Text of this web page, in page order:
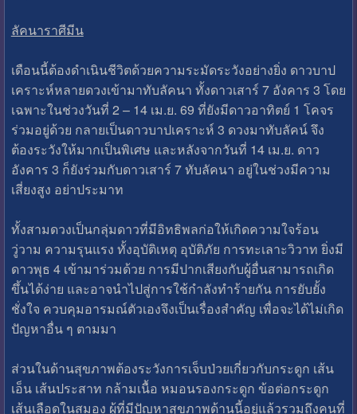
ลัคนาราศีมีน
เดือนนี้ต้องดำเนินชีวิตด้วยความระมัดระวังอย่างยิ่ง ดาวบาป
เคราะห์หลายดวงเข้ามาทับลัคนา ทั้งดาวเสาร์ 7 อังคาร 3 โดย
เฉพาะในช่วงวันที่ 2 – 14 เม.ย. 69 ที่ยังมีดาวอาทิตย์ 1 โคจร
ร่วมอยู่ด้วย กลายเป็นดาวบาปเคราะห์ 3 ดวงมาทับลัคน์ จึง
ต้องระวังให้มากเป็นพิเศษ และหลังจากวันที่ 14 เม.ย. ดาว
อังคาร 3 ก็ยังร่วมกับดาวเสาร์ 7 ทับลัคนา อยู่ในช่วงมีความ
เสี่ยงสูง อย่าประมาท
ทั้งสามดวงเป็นกลุ่มดาวที่มีอิทธิพลก่อให้เกิดความใจร้อน
วู่วาม ความรุนแรง ทั้งอุบัติเหตุ อุบัติภัย การทะเลาะวิวาท ยิ่งมี
ดาวพุธ 4 เข้ามาร่วมด้วย การมีปากเสียงกับผู้อื่นสามารถเกิด
ขึ้นได้ง่าย และอาจนำไปสู่การใช้กำลังทำร้ายกัน การยับยั้ง
ชั่งใจ ควบคุมอารมณ์ตัวเองจึงเป็นเรื่องสำคัญ เพื่อจะได้ไม่เกิด
ปัญหาอื่น ๆ ตามมา
ส่วนในด้านสุขภาพต้องระวังการเจ็บป่วยเกี่ยวกับกระดูก เส้น
เอ็น เส้นประสาท กล้ามเนื้อ หมอนรองกระดูก ข้อต่อกระดูก
เส้นเลือดในสมอง ผู้ที่มีปัญหาสุขภาพด้านนี้อยู่แล้วรวมถึงคนที่